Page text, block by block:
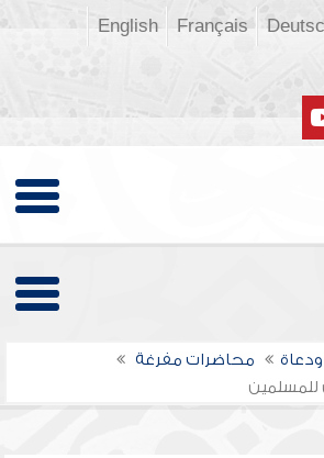
Français
English
محاضرات مفرغة